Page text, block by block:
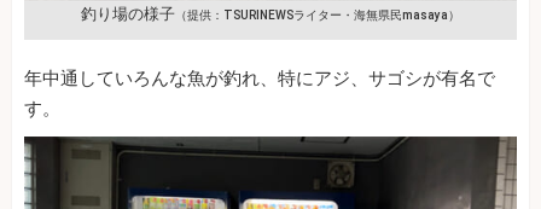
釣り場の様子 （提供：TSURINEWSライター・海無県民masaya）
年中通していろんな魚が釣れ、特にアジ、サゴシが有名で
す。